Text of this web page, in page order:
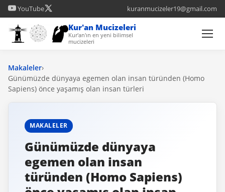
YouTube kuranmucizeler19@gmail.com
Kur'an Mucizeleri
Kur'an'ın en yeni bilimsel
mucizeleri
Makaleler›
Günümüzde dünyaya egemen olan insan türünden (Homo
Sapiens) önce yaşamış olan insan türleri
MAKALELER
Günümüzde dünyaya
egemen olan insan
türünden (Homo Sapiens)